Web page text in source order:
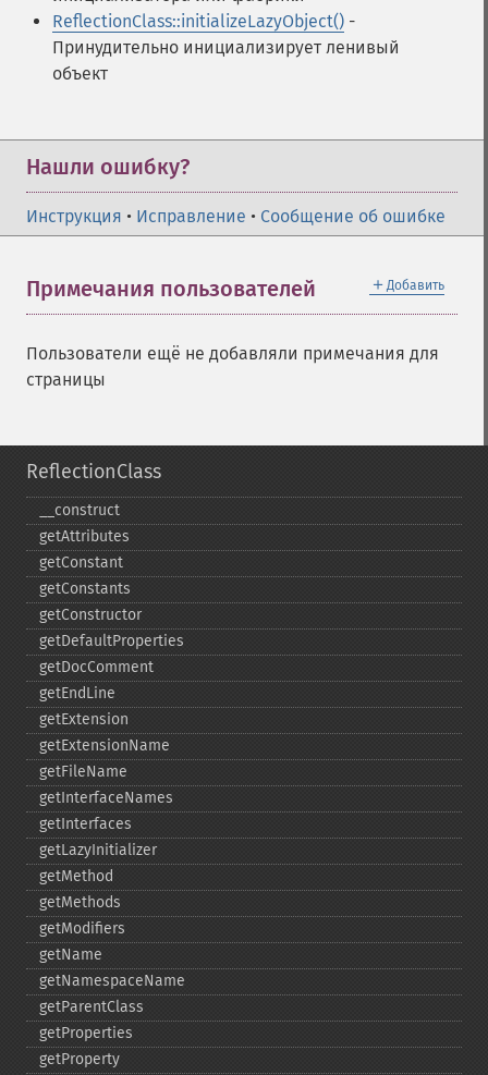
ReflectionClass::initializeLazyObject() -
Принудительно инициализирует ленивый
объект
Нашли ошибку?
Инструкция • Исправление • Сообщение об ошибке
＋ Добавить
Примечания пользователей
Пользователи ещё не добавляли примечания для
страницы
ReflectionClass
_​_​construct
getAttributes
getConstant
getConstants
getConstructor
getDefaultProperties
getDocComment
getEndLine
getExtension
getExtensionName
getFileName
getInterfaceNames
getInterfaces
getLazyInitializer
getMethod
getMethods
getModifiers
getName
getNamespaceName
getParentClass
getProperties
getProperty